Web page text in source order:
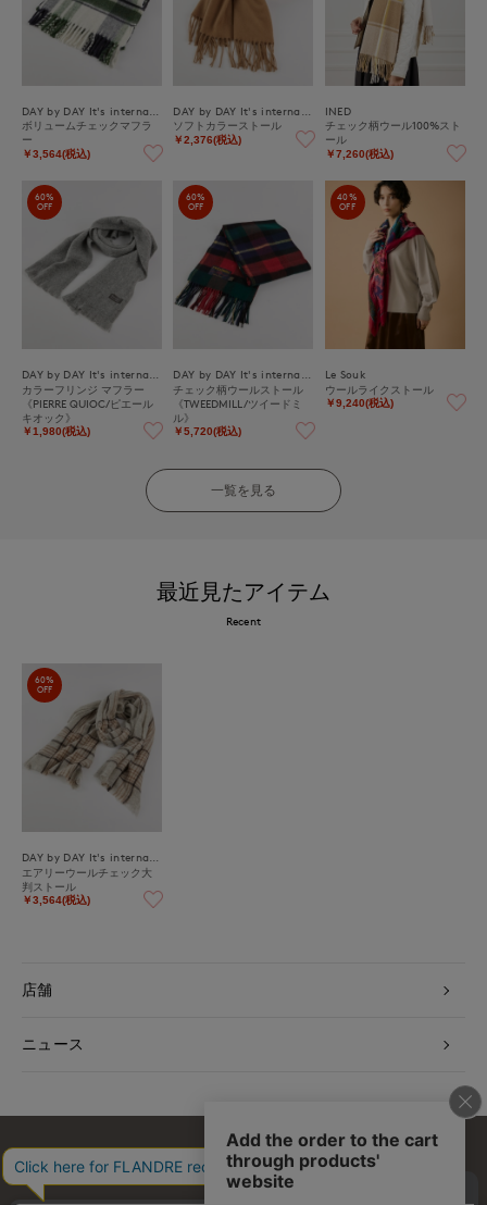
ボリュームチェックマフラ
ー
￥3,564(税込)
ソフトカラーストール
￥2,376(税込)
INED
チェック柄ウール100%スト
ール
￥7,260(税込)
60%
OFF
カラーフリンジ マフラー
《PIERRE QUIOC/ピエール
キオック》
￥1,980(税込)
60%
OFF
チェック柄ウールストール
《TWEEDMILL/ツイードミ
ル》
￥5,720(税込)
40%
OFF
Le Souk
ウールライクストール
￥9,240(税込)
一覧を見る
最近見たアイテム
Recent
60%
OFF
エアリーウールチェック大
判ストール
￥3,564(税込)
店舗
ニュース